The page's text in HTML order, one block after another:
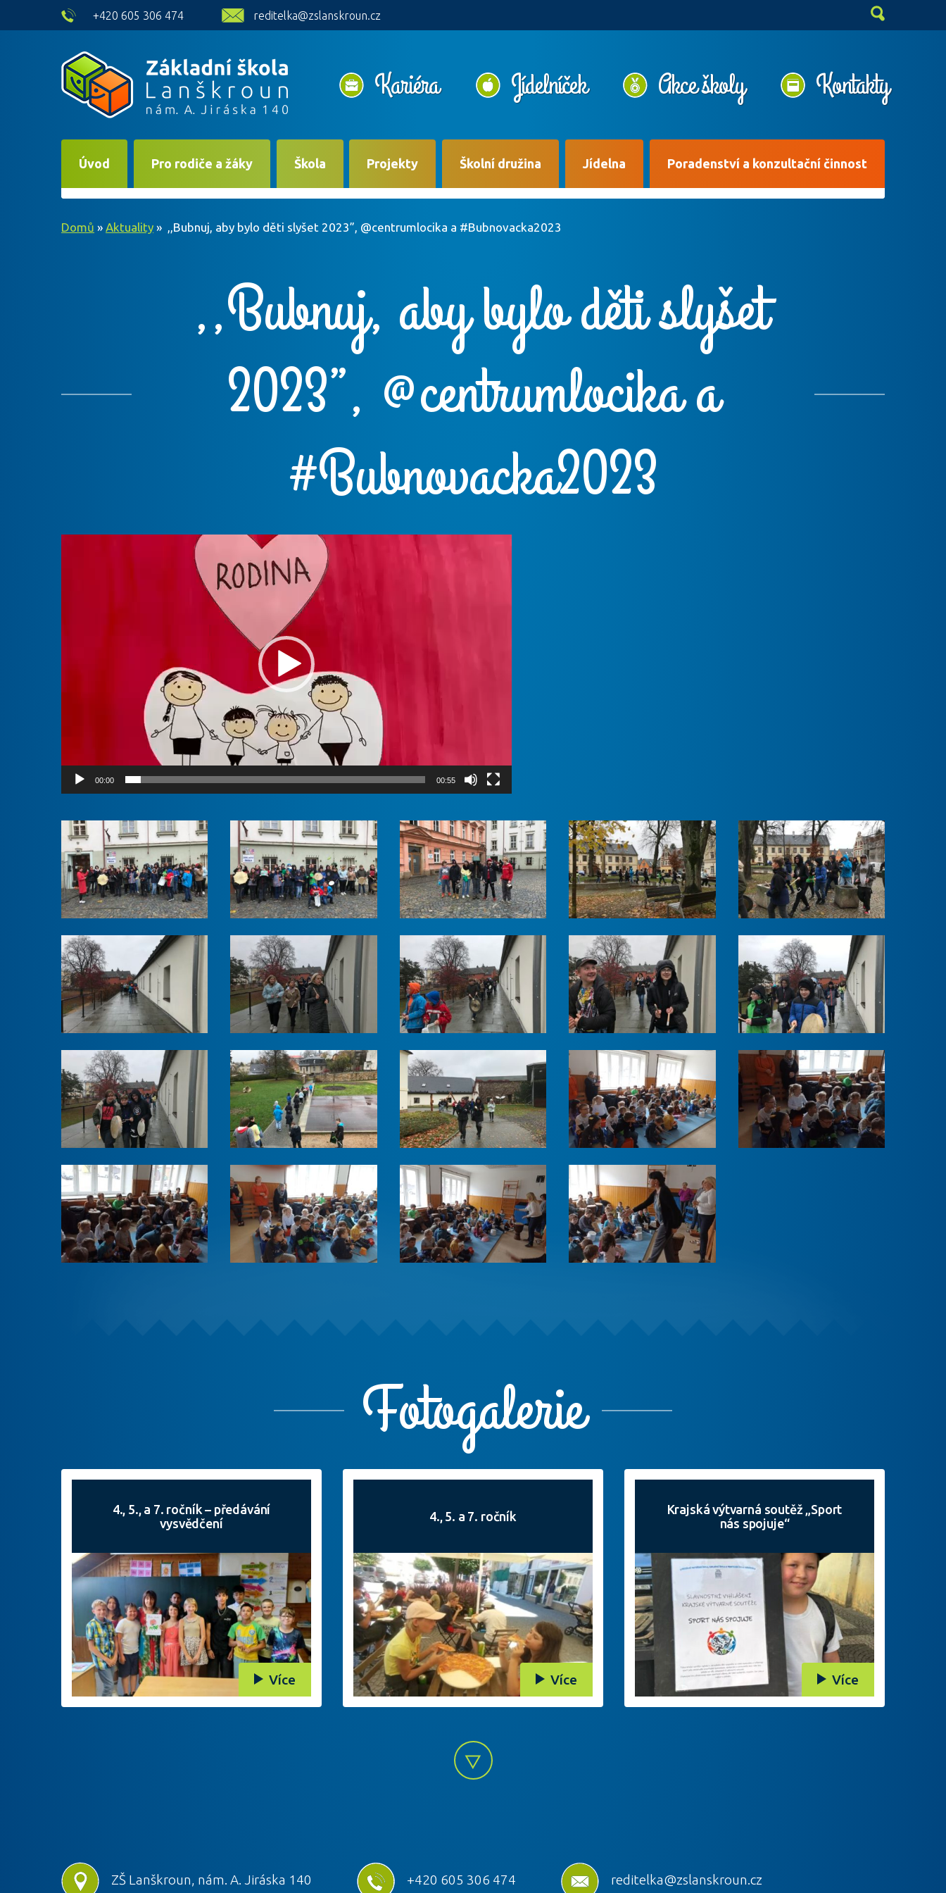
skip to main content
+420 605 306 474 reditelka@zslanskroun.cz
Kariéra Jídelníček Akce školy Kontakty
Úvod Pro rodiče a žáky Škola Projekty Školní družina Jídelna Poradenství a konzultační činnost
Domů » Aktuality » ,,Bubnuj, aby bylo děti slyšet 2023”, @centrumlocika a #Bubnovacka2023
,,Bubnuj, aby bylo děti slyšet
2023”, @centrumlocika a
#Bubnovacka2023
00:00 00:55
Fotogalerie
4., 5., a 7. ročník – předávání
vysvědčení
Více
4., 5. a 7. ročník
Více
Krajská výtvarná soutěž „Sport
nás spojuje“
Více
ZŠ Lanškroun, nám. A. Jiráska 140 +420 605 306 474 reditelka@zslanskroun.cz